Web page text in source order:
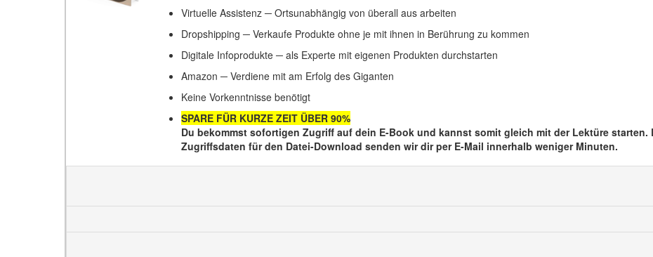
Virtuelle Assistenz ─ Ortsunabhängig von überall aus arbeiten
Dropshipping ─ Verkaufe Produkte ohne je mit ihnen in Berührung zu kommen
Digitale Infoprodukte ─ als Experte mit eigenen Produkten durchstarten
Amazon ─ Verdiene mit am Erfolg des Giganten
Keine Vorkenntnisse benötigt
SPARE FÜR KURZE ZEIT ÜBER 90%
Du bekommst sofortigen Zugriff auf dein E-Book und kannst somit gleich mit der Lektüre starten.
Zugriffsdaten für den Datei-Download senden wir dir per E-Mail innerhalb weniger Minuten.